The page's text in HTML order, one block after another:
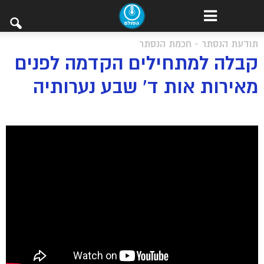
תודעת הנסתר - חכמת הנסתר
קבלה למתחילים הקדמה לפנים
מאירות אות ד’ שבע נערותיה